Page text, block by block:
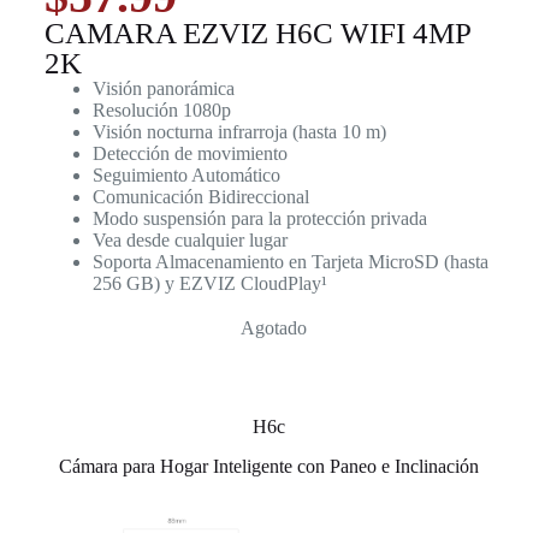
CAMARA EZVIZ H6C WIFI 4MP
2K
Visión panorámica
Resolución 1080p
Visión nocturna infrarroja (hasta 10 m)
Detección de movimiento
Seguimiento Automático
Comunicación Bidireccional
Modo suspensión para la protección privada
Vea desde cualquier lugar
Soporta Almacenamiento en Tarjeta MicroSD (hasta
256 GB) y EZVIZ CloudPlay¹
Agotado
H6c
Cámara para Hogar Inteligente con Paneo e Inclinación